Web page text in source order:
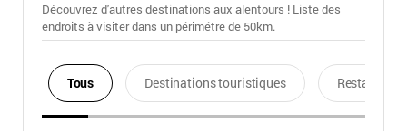
Découvrez d'autres destinations aux alentours ! Liste des
endroits à visiter dans un périmétre de 50km.
Tous Destinations touristiques Restaurants